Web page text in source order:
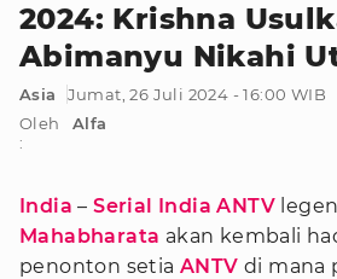
2024: Krishna
Abimanyu Nikahi
Asia
Jumat, 26 Juli 2024 - 16:00 WIB
Oleh
:
Alfa
India –Serial India ANTV
Mahabharata akan kembali
penonton setia ANTV di mana